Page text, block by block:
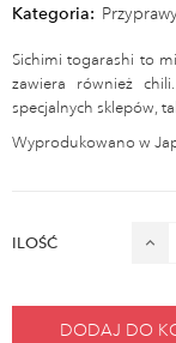
Kategoria:
Sichimi togarashi to
zawiera również
specjalnych sklepów,
Wyprodukowano w
ILOŚĆ
DODAJ DO